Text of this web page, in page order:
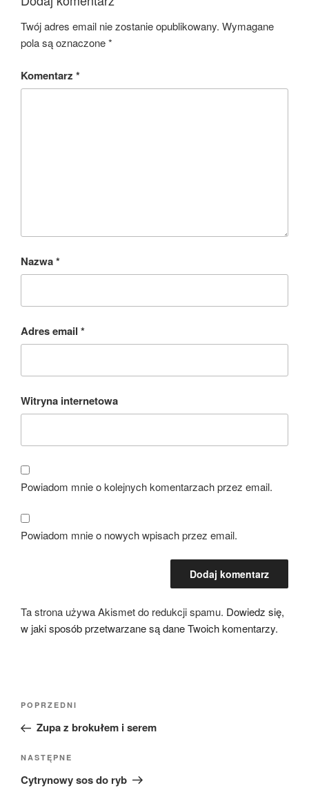
Twój adres email nie zostanie opublikowany. Wymagane
pola są oznaczone*
Komentarz *
Nazwa*
Adres email *
Witryna internetowa
Powiadom mnie o kolejnych komentarzach przez email.
Powiadom mnie o nowych wpisach przez email.
Ta strona używa Akismet do redukcji spamu. Dowiedz się,
w jaki sposób przetwarzane są dane Twoich komentarzy.
Nawigacja
Poprzedni
wpis
POPRZEDNI
Zupa z brokułem i serem
Następny
wpis
NASTĘPNE
Cytrynowy sos do ryb